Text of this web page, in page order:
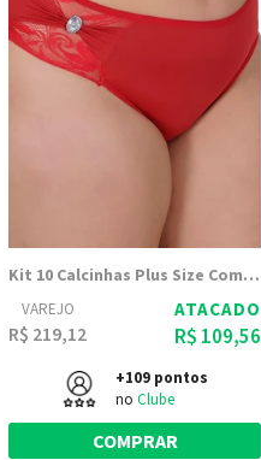
Kit 10 Calcinhas Plus Size Com Chaton Leila - Dily Modas
VAREJO
R$ 219,12
ATACADO
R$ 109,56
+109 pontos
no Clube
COMPRAR